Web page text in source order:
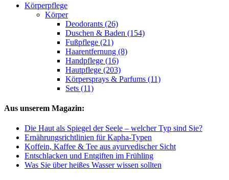
Körperpflege
Körper
Deodorants (26)
Duschen & Baden (154)
Fußpflege (21)
Haarentfernung (8)
Handpflege (16)
Hautpflege (203)
Körpersprays & Parfums (11)
Sets (11)
Aus unserem Magazin:
Die Haut als Spiegel der Seele – welcher Typ sind Sie?
Ernährungsrichtlinien für Kapha-Typen
Koffein, Kaffee & Tee aus ayurvedischer Sicht
Entschlacken und Entgiften im Frühling
Was Sie über heißes Wasser wissen sollten